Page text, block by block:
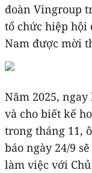
đoàn Vingroup
tổ chức hiệp hội
Nam được mời
Năm 2025,
và cho biết kế
trong tháng 11,
báo ngày 24/9
làm việc với